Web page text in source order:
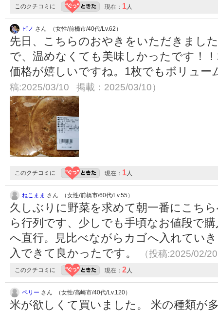
このクチコミに 現在： 1人
ピノ さん （女性/前橋市/40代/Lv.62）
先日、こちらのおやきをいただきまし
で、温めなくても美味しかったです！
価格が嬉しいですね。1枚でもボリュ
稿:2025/03/10 掲載：2025/03/10）
このクチコミに 現在： 1人
ねこまま さん （女性/前橋市/60代/Lv.55）
久しぶりに野菜を求めて朝一番にこち
ら行列です、少しでも手頃なお値段で
へ直行。見比べながらカゴへ入れてい
入できて良かったです。
（投稿:2025/02/
このクチコミに 現在： 2人
ペリー さん （女性/高崎市/40代/Lv.120）
米が欲しくて買いました。 米の種類が